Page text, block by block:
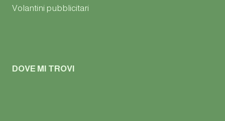
Volantini pubblicitari
DOVE MI TROVI